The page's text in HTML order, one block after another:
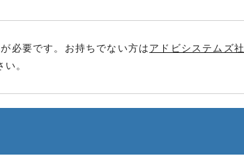
必要です。お持ちでない方はアドビシステムズ社
。